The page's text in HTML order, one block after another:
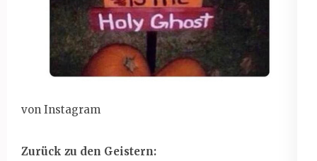
von Instagram
Zurück zu den Geistern: